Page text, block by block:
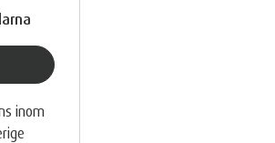
inom